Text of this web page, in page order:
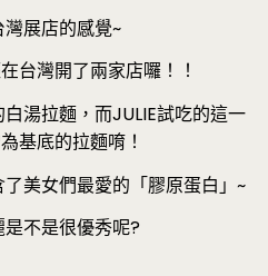
展店的感覺~
台灣開了兩家店囉！！
湯拉麵，而JULIE試吃的這一
基底的拉麵唷！
美女們最愛的「膠原蛋白」~
不是很優秀呢?